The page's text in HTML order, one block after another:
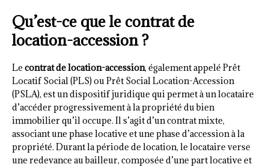
Qu’est-ce que le contrat de
location-accession ?
Le contrat de location-accession, également appelé Prêt
Locatif Social (PLS) ou Prêt Social Location-Accession
(PSLA), est un dispositif juridique qui permet à un locataire
d’accéder progressivement à la propriété du bien
immobilier qu’il occupe. Il s’agit d’un contrat mixte,
associant une phase locative et une phase d’accession à la
propriété. Durant la période de location, le locataire verse
une redevance au bailleur, composée d’une part locative et